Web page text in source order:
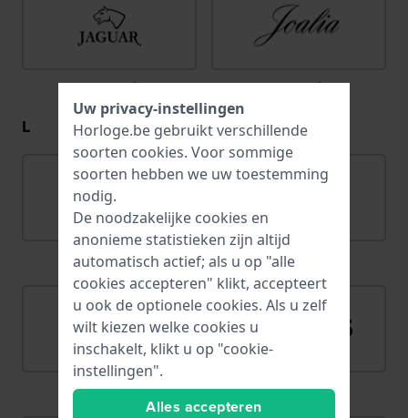
Jaguar Joalia
L
Lacoste Ligure
LIP Lorus
Uw privacy-instellingen
Horloge.be gebruikt verschillende
soorten cookies. Voor sommige
soorten hebben we uw toestemming
nodig.
De noodzakelijke cookies en
anonieme statistieken zijn altijd
automatisch actief; als u op "alle
cookies accepteren" klikt, accepteert
u ook de optionele cookies. Als u zelf
wilt kiezen welke cookies u
inschakelt, klikt u op "cookie-
instellingen".
Alles accepteren